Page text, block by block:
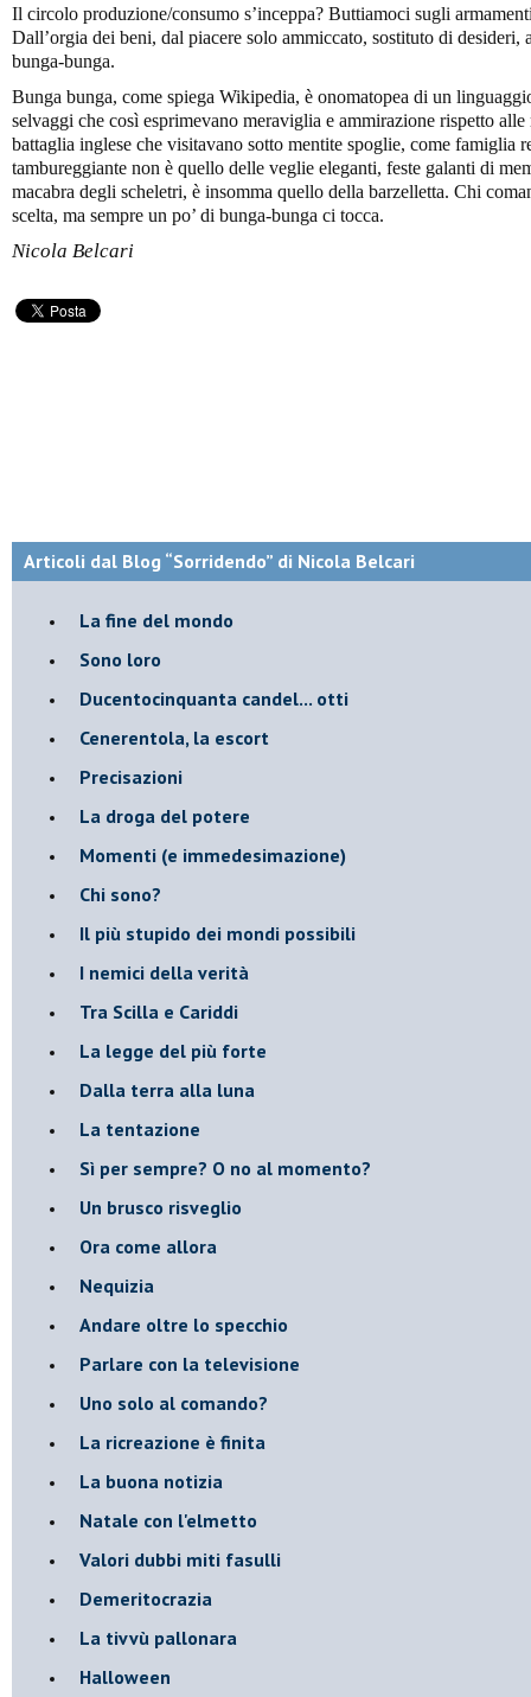
Il circolo produzione/consumo s’inceppa? Buttiamoci sugli
Dall’orgia dei beni, dal piacere solo ammiccato, sostituto di
bunga-bunga.
Bunga bunga, come spiega Wikipedia, è onomatopea di un
selvaggi che così esprimevano meraviglia e ammirazione rispetto
battaglia inglese che visitavano sotto mentite spoglie, come famiglia
tambureggiante non è quello delle veglie eleganti, feste galanti di
macabra degli scheletri, è insomma quello della barzelletta. Chi
scelta, ma sempre un po’ di bunga-bunga ci tocca.
Nicola Belcari
Articoli dal Blog “Sorridendo” di Nicola Belcari
La fine del mondo
Sono loro
Ducentocinquanta candel... otti
Cenerentola, la escort
Precisazioni
La droga del potere
Momenti (e immedesimazione)
Chi sono?
Il più stupido dei mondi possibili
I nemici della verità
Tra Scilla e Cariddi
La legge del più forte
Dalla terra alla luna
La tentazione
​Sì per sempre? O no al momento?
Un brusco risveglio
Ora come allora
Nequizia
Andare oltre lo specchio
Parlare con la televisione
Uno solo al comando?
La ricreazione è finita
La buona notizia
Natale con l'elmetto
Valori dubbi miti fasulli
Demeritocrazia
La tivvù pallonara
Halloween